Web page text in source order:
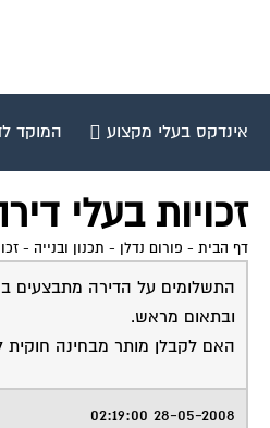
אינדקס בעלי מקצוע המוקד
זכויות בעלי
דף הבית - פורום נדלן - תכנון ובנייה -
התשלומים על הדירה מתבצעים
ובתאום מראש.
האם לקבלן מותר מבחינה חוקית
28-05-2008 02:19:00